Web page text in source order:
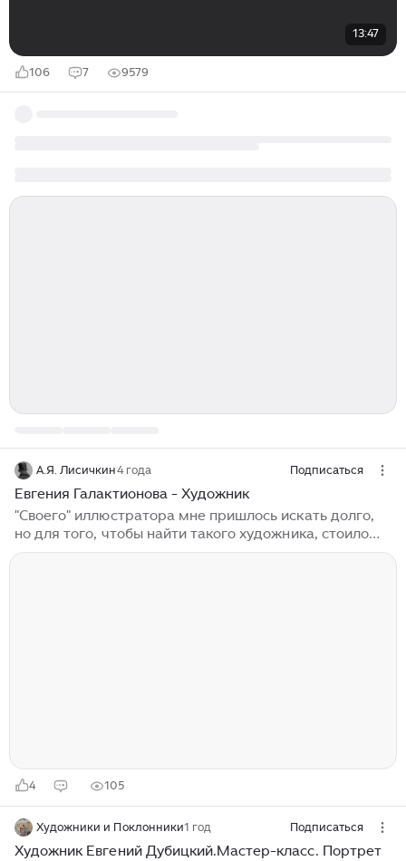
13:47
106 7 9579
А.Я. Лисичкин4 года Подписаться
Евгения Галактионова - Художник
"Своего" иллюстратора мне пришлось искать долго,
но для того, чтобы найти такого художника, стоило
потрудиться. Прописная буква в заголовке - не
4 105
Художники и Поклонники1 год Подписаться
Художник Евгений Дубицкий.Мастер-класс. Портрет